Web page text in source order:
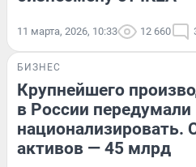
11 марта, 2026, 10:33 12 660
БИЗНЕС
Крупнейшего
в России передумали
национализировать.
активов — 45 млрд